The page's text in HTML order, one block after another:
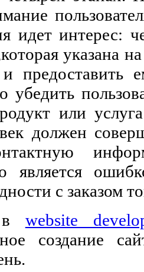
идет интерес:
указана
предоставить
убедить
или
должен
является
с заказом
в website
создание